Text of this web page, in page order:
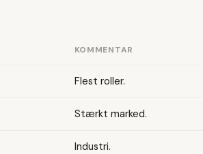
KOMMENTAR
Flest roller.
Stærkt marked.
Industri.